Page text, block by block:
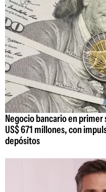
Negocio bancario en
US$ 671 millones, con
depósitos